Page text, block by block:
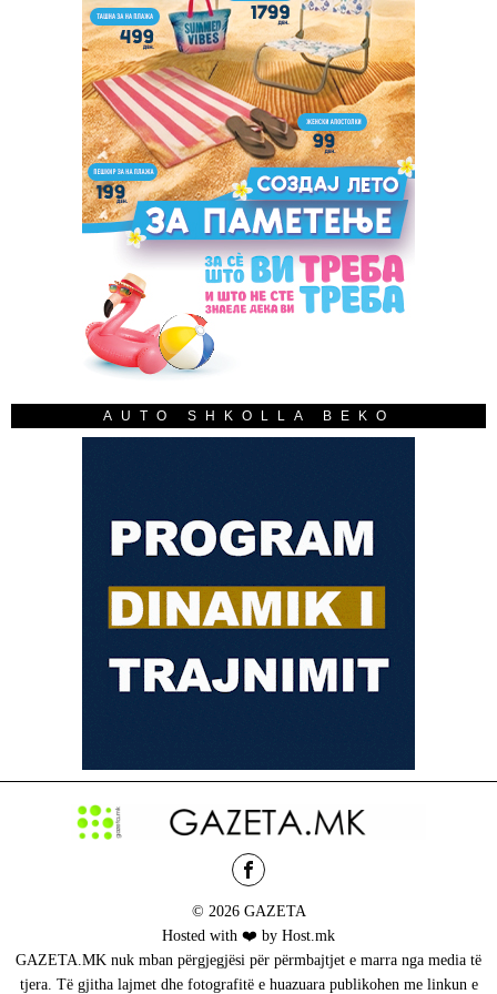
AUTO SHKOLLA BEKO
© 2026 GAZETA
Hosted with ❤️ by Host.mk
GAZETA.MK nuk mban përgjegjësi për përmbajtjet e marra nga media të
tjera. Të gjitha lajmet dhe fotografitë e huazuara publikohen me linkun e